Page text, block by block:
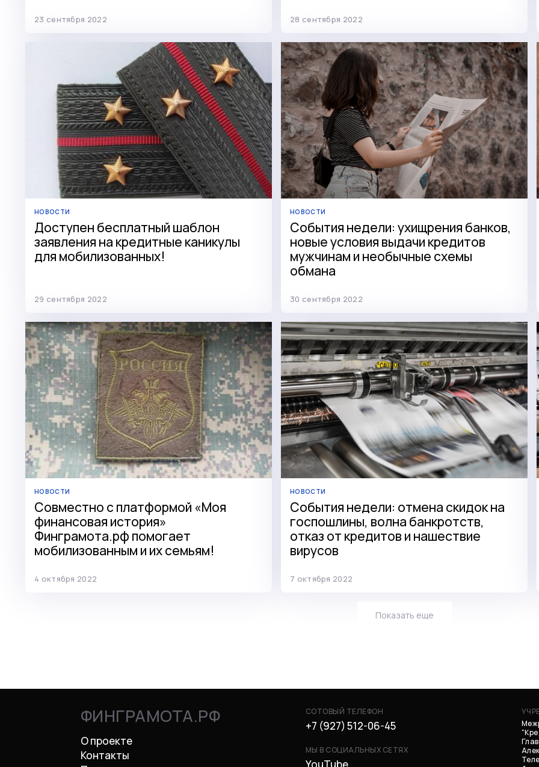
23 сентября 2022 28 сентября 2022
НОВОСТИ
Доступен бесплатный шаблон
заявления на кредитные каникулы
для мобилизованных!
29 сентября 2022
НОВОСТИ
События недели: ухищрения банков,
новые условия выдачи кредитов
мужчинам и необычные схемы
обмана
30 сентября 2022
НОВОСТИ
Совместно с платформой «Моя
финансовая история»
Финграмота.рф помогает
мобилизованным и их семьям!
4 октября 2022
НОВОСТИ
События недели: отмена скидок на
госпошлины, волна банкротств,
отказ от кредитов и нашествие
вирусов
7 октября 2022
Показать еще
ФИНГРАМОТА.РФ
О проекте
Контакты
СОТОВЫЙ ТЕЛЕФОН
+7 (927) 512-06-45
МЫ В СОЦИАЛЬНЫХ СЕТЯХ